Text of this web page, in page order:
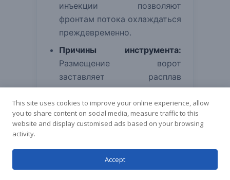
инъекции позволяют
фронтам потока охлаждаться
преждевременно.
Причины инструмента:
Размещение ворот
заставляет расплав
разделяться вокруг
препятствия (например,
отверстия) и проходить
слишком далеко перед
Повышайте
English
German
Spanish
French
Arabic
This site uses cookies to improve your online experience, allow
you to share content on social media, measure traffic to this
website and display customised ads based on your browsing
activity.
Accept